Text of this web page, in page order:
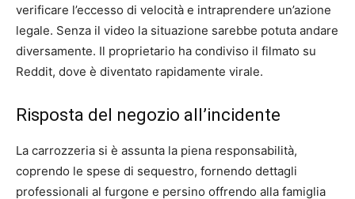
verificare l’eccesso di velocità e intraprendere un’azione
legale. Senza il video la situazione sarebbe potuta andare
diversamente. Il proprietario ha condiviso il filmato su
Reddit, dove è diventato rapidamente virale.
Risposta del negozio all’incidente
La carrozzeria si è assunta la piena responsabilità,
coprendo le spese di sequestro, fornendo dettagli
professionali al furgone e persino offrendo alla famiglia